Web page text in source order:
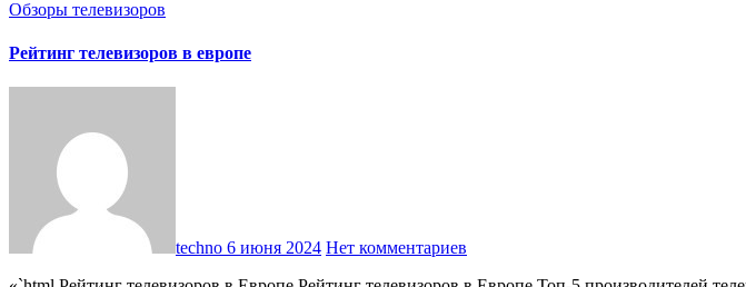
Обзоры телевизоров
Рейтинг телевизоров в европе
techno 6 июня 2024 Нет комментариев